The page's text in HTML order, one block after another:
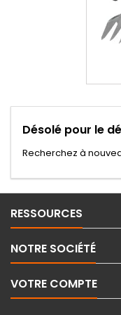
Désolé pour le
Recherchez à
RESSOURCES
NOTRE SOCIÉTÉ
VOTRE COMPTE